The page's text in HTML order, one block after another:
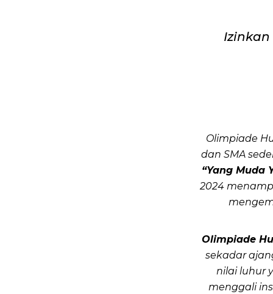
Olimpiade
dan SMA
“Yang Muda
2024
Olimpiade
sekadar
nilai luhur
menggali